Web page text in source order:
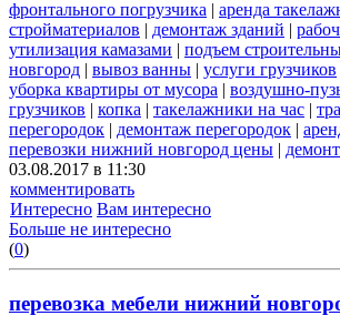
фронтального погрузчика | аренда
стройматериалов | демонтаж зданий |
утилизация камазами | подъем
новгород | вывоз ванны | услуги грузчиков
уборка квартиры от мусора | воздушно-
грузчиков | копка | такелажники на час |
перегородок | демонтаж перегородок |
перевозки нижний новгород цены |
03.08.2017 в 11:30
комментировать
Интересно Вам интересно
Больше не интересно
(0)
перевозка мебели нижний